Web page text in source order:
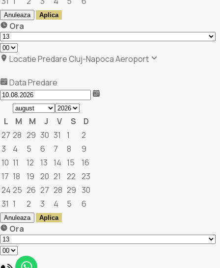
Anuleaza Aplica
Ora
Locatie PredareCluj-Napoca Aeroport
Data Predare
L M M J V S
D
27 28 29 30 31 1
2
3
4 5 6 7 8
9
10 11 12 13 14 15
16
17 18 19 20 21 22 23
24 25 26 27 28 29 30
31 1 2 3 4 5 6
Anuleaza Aplica
Ora